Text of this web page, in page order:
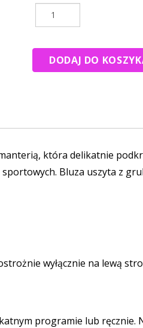
która delikatnie
Bluza uszyta z
wyłącznie na lewą
programie lub ręcznie.